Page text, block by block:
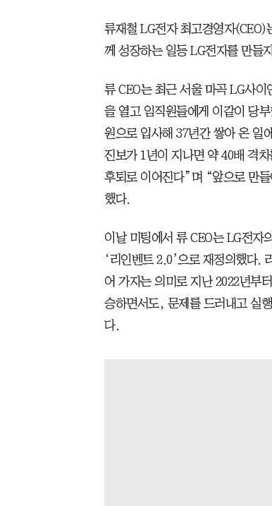
류재철 LG전자 최고경영자(CEO)
께 성장하는 일등 LG전자를 만들
류 CEO는 최근 서울 마곡 LG사
을 열고 임직원들에게 이같이 당
원으로 입사해 37년간 쌓아 온 일
진보가 1년이 지나면 약 40배 격
후퇴로 이어진다”며 “앞으로 만
했다.
이날 미팅에서 류 CEO는 LG전자
‘리인벤트 2.0’으로 재정의했다.
어 가자는 의미로 지난 2022년부
승하면서도, 문제를 드러내고 실
다.